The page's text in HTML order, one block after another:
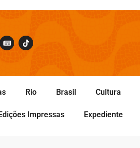
Rio Brasil Cultura
Edições Impressas Expediente